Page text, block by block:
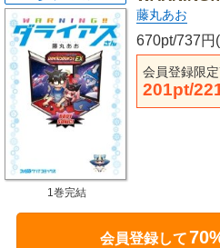
藤丸あお
670pt/737円
会員登録限
201pt/
1巻完結
会員登録して